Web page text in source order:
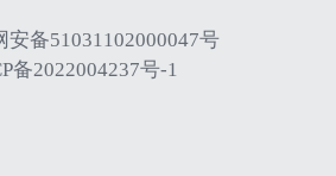
安备51031102000047号
备2022004237号-1